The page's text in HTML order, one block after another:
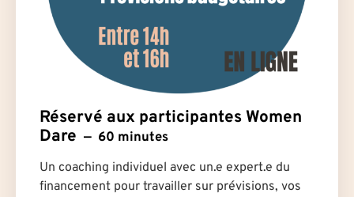
Réservé aux participantes Women
Dare
60 minutes
Un coaching individuel avec un.e expert.e du
financement pour travailler sur prévisions, vos